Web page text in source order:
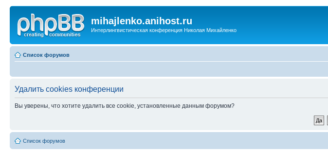
mihajlenko.anihost.ru
Интерлингвистическая конференция Николая Михайленко
Список форумов
Удалить cookies конференции
Вы уверены, что хотите удалить все cookie, установленные данным форумом?
Список форумов